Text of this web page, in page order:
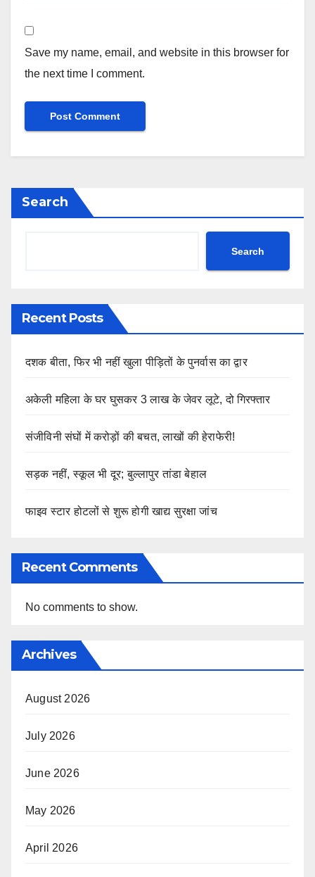
Save my name, email, and website in this browser for
the next time I comment.
Search
Search
Recent Posts
दशक बीता, फिर भी नहीं खुला पीड़ितों के पुनर्वास का द्वार
अकेली महिला के घर घुसकर 3 लाख के जेवर लूटे, दो गिरफ्तार
संजीविनी संघों में करोड़ों की बचत, लाखों की हेराफेरी!
सड़क नहीं, स्कूल भी दूर; बुल्लापुर तांडा बेहाल
फाइव स्टार होटलों से शुरू होगी खाद्य सुरक्षा जांच
Recent Comments
No comments to show.
Archives
August 2026
July 2026
June 2026
May 2026
April 2026